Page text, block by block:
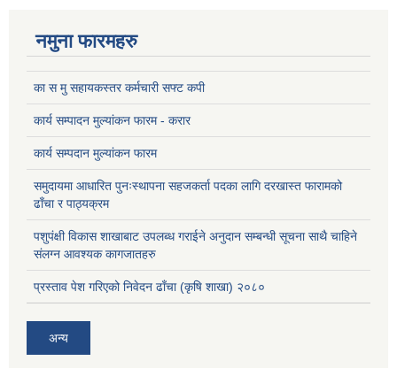
नमुना फारमहरु
का स मु सहायकस्तर कर्मचारी सफ्ट कपी
कार्य सम्पादन मुल्यांकन फारम - करार
कार्य सम्पदान मुल्यांकन फारम
समुदायमा आधारित पुनःस्थापना सहजकर्ता पदका लागि दरखास्त फारामको
ढाँचा र पाठ्यक्रम
पशुपंक्षी विकास शाखाबाट उपलब्ध गराईने अनुदान सम्बन्धी सूचना साथै चाहिने
संलग्न आवश्यक कागजातहरु
प्रस्ताव पेश गरिएको निवेदन ढाँचा (कृषि शाखा) २०८०
अन्य